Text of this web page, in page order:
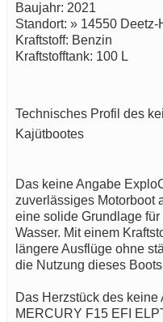
Baujahr: 2021
Standort: » 14550
Kraftstoff: Benzin
Kraftstofftank: 100 L
Technisches Profil des
Kajütbootes
Das keine Angabe
zuverlässiges Motorboot
eine solide Grundlage
Wasser. Mit einem
längere Ausflüge ohne
die Nutzung dieses
Das Herzstück des
MERCURY F15 EFI